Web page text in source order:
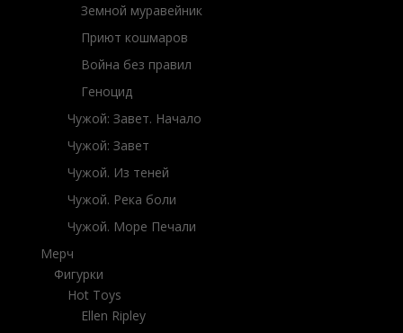
Земной муравейник
Приют кошмаров
Война без правил
Геноцид
Чужой: Завет. Начало
Чужой: Завет
Чужой. Из теней
Чужой. Река боли
Чужой. Море Печали
Мерч
Фигурки
Hot Toys
Ellen Ripley